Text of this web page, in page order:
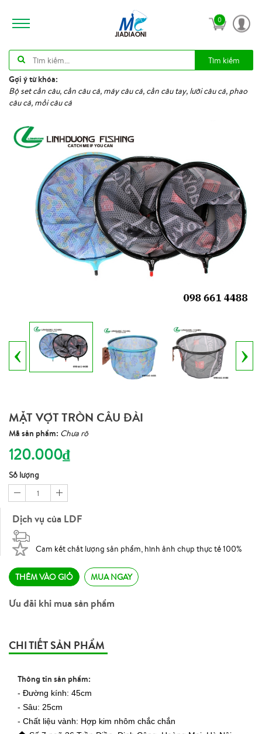
0
Tìm kiếm
Gợi ý từ khóa:
Bộ set cần câu, cần câu cá, máy câu cá, cần câu tay, lưỡi câu cá, phao
câu cá, mồi câu cá
‹ ›
MẶT VỢT TRÒN CÂU ĐÀI
Mã sản phẩm: Chưa rõ
120.000₫
Số lượng
1
Dịch vụ của LDF
Cam kết chất lượng sản phẩm, hình ảnh chụp thực tế 100%
THÊM VÀO GIỎ MUA NGAY
Ưu đãi khi mua sản phẩm
CHI TIẾT SẢN PHẨM
Thông tin sản phẩm:
- Đường kính: 45cm
- Sâu: 25cm
- Chất liệu vành: Hợp kim nhôm chắc chắn